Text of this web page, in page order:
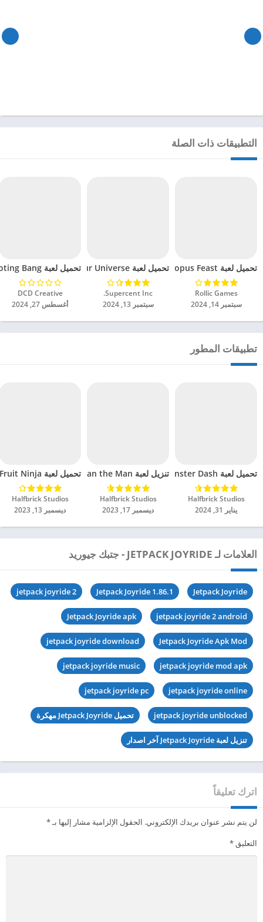
التطبيقات ذات الصلة
تحميل لعبة Octopus Feast مهكرة للاندرويد 2024
Rollic Games‏
سبتمبر 14, 2024
تحميل لعبة Dinosaur Universe مهكرة للاندرويد 2024
Supercent Inc.‏
سبتمبر 13, 2024
تحميل لعبة Tank Shooting Bang مهكرة للاندرويد 2024
DCD Creative‏
أغسطس 27, 2024
تطبيقات المطور
تحميل لعبة Monster Dash مهكرة للاندرويد 2024
Halfbrick Studios‏
يناير 31, 2024
تنزيل لعبة Dan the Man مهكرة للاندرويد 2024
Halfbrick Studios‏
ديسمبر 17, 2023
تحميل لعبة Fruit Ninja® مهكرة للاندرويد 2024
Halfbrick Studios‏
ديسمبر 13, 2023
العلامات لـ JETPACK JOYRIDE - جتبك جيوريد
Jetpack Joyride
Jetpack Joyride 1.86.1
jetpack joyride 2
jetpack joyride 2 android
Jetpack Joyride apk
Jetpack Joyride Apk Mod
jetpack joyride download
jetpack joyride mod apk
jetpack joyride music
jetpack joyride online
jetpack joyride pc
jetpack joyride unblocked تحميل Jetpack Joyride مهكرة
تنزيل لعبة Jetpack Joyride آخر اصدار
اترك تعليقاً
لن يتم نشر عنوان بريدك الإلكتروني. الحقول الإلزامية مشار إليها بـ*
التعليق*